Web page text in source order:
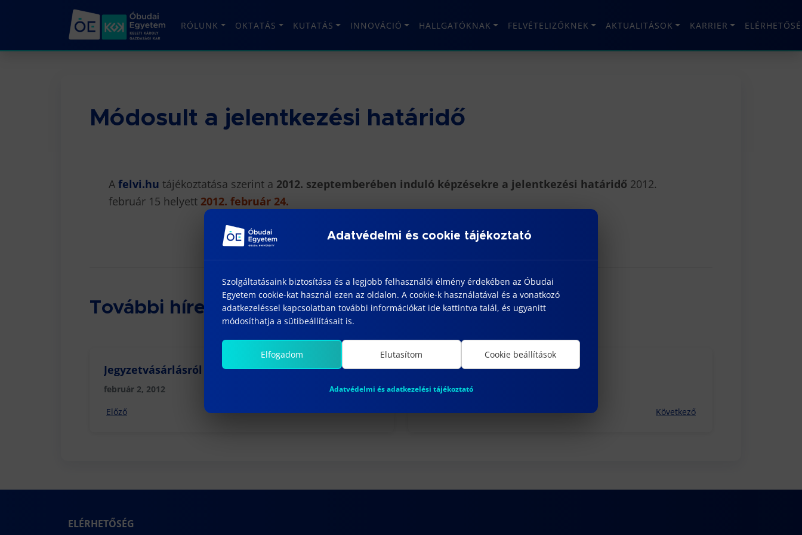
RÓLUNK OKTATÁS KUTATÁS INNOVÁCIÓ HALLGATÓKNAK FELVÉTELIZŐKNEK AKTUALITÁSOK KARRIER
Módosult a jelentkezési határidő
A felvi.hu tájékoztatása szerint a 2012. szeptemberében induló képzésekre a jelentkezési határidő 2012.
február 15 helyett 2012. február 24.
További híreink
Jegyzetvásárlásról (2012. tavaszi félév)
február 2, 2012
Előző
Konferenciafelhívás
február 13, 2012
Következő
ELÉRHETŐSÉG
Adatvédelmi és cookie tájékoztató
Szolgáltatásaink biztosítása és a legjobb felhasználói élmény érdekében az Óbudai
Egyetem cookie-kat használ ezen az oldalon. A cookie-k használatával és a vonatkozó
adatkezeléssel kapcsolatban további információkat ide kattintva talál, és ugyanitt
módosíthatja a sütibeállításait is.
Elfogadom Elutasítom Cookie beállítások
Adatvédelmi és adatkezelési tájékoztató